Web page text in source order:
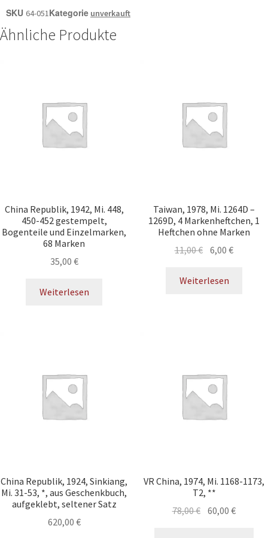
SKU 64-051Kategorie unverkauft
Ähnliche Produkte
China Republik, 1942, Mi. 448,
450-452 gestempelt,
Bogenteile und Einzelmarken,
68 Marken
35,00 €
Weiterlesen
Taiwan, 1978, Mi. 1264D –
1269D, 4 Markenheftchen, 1
Heftchen ohne Marken
11,00€ 6,00€
Weiterlesen
China Republik, 1924, Sinkiang,
Mi. 31-53, *, aus Geschenkbuch,
aufgeklebt, seltener Satz
620,00 €
VR China, 1974, Mi. 1168-1173,
T2, **
78,00€ 60,00€